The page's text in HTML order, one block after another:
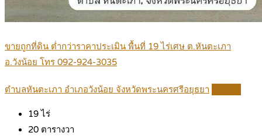
ขายถูกที่ดิน ต่ำกว่าราคาประเมิน พื้นที่ 19 ไร่เศษ ต.หันตะเภา
อ.วังน้อย โทร 092-924-3035
ตำบลหันตะเภา อำเภอวังน้อย จังหวัดพระนครศรีอยุธยา
19 ไร่
20 ตารางวา